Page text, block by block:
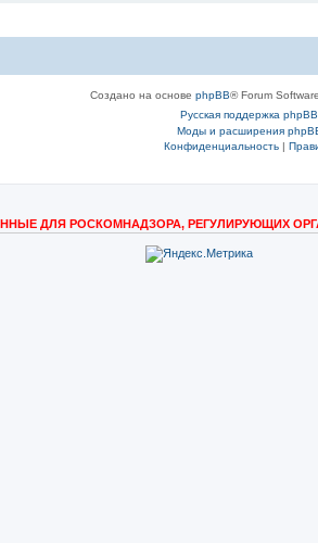
Создано на основеphpBB® Forum
Русская поддержка phpBB
Моды и расширения
Конфиденциальность |
ДЛЯ РОСКОМНАДЗОРА, РЕГУЛИРУЮЩИХ